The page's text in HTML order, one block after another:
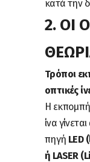
κατά την
2. ΟΙ
Τρόποι
οπτικές
Η
ίνα
πηγή LED
ή LASER